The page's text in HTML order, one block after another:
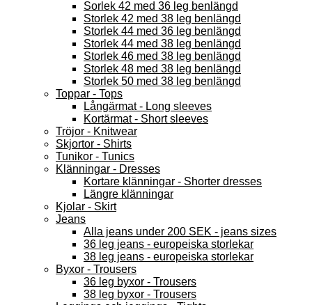
Sorlek 42 med 36 leg benlängd
Storlek 42 med 38 leg benlängd
Storlek 44 med 36 leg benlängd
Storlek 44 med 38 leg benlängd
Storlek 46 med 38 leg benlängd
Storlek 48 med 38 leg benlängd
Storlek 50 med 38 leg benlängd
Toppar - Tops
Långärmat - Long sleeves
Kortärmat - Short sleeves
Tröjor - Knitwear
Skjortor - Shirts
Tunikor - Tunics
Klänningar - Dresses
Kortare klänningar - Shorter dresses
Längre klänningar
Kjolar - Skirt
Jeans
Alla jeans under 200 SEK - jeans sizes
36 leg jeans - europeiska storlekar
38 leg jeans - europeiska storlekar
Byxor - Trousers
36 leg byxor - Trousers
38 leg byxor - Trousers